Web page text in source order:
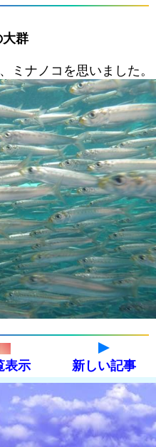
大群
ミナノコを思いました。
表示 新しい記事